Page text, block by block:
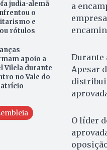
judia-alemã
o
e
rótulos
apoio a
Vilela durante
no Vale do
a
Durante
Apesar
O líder